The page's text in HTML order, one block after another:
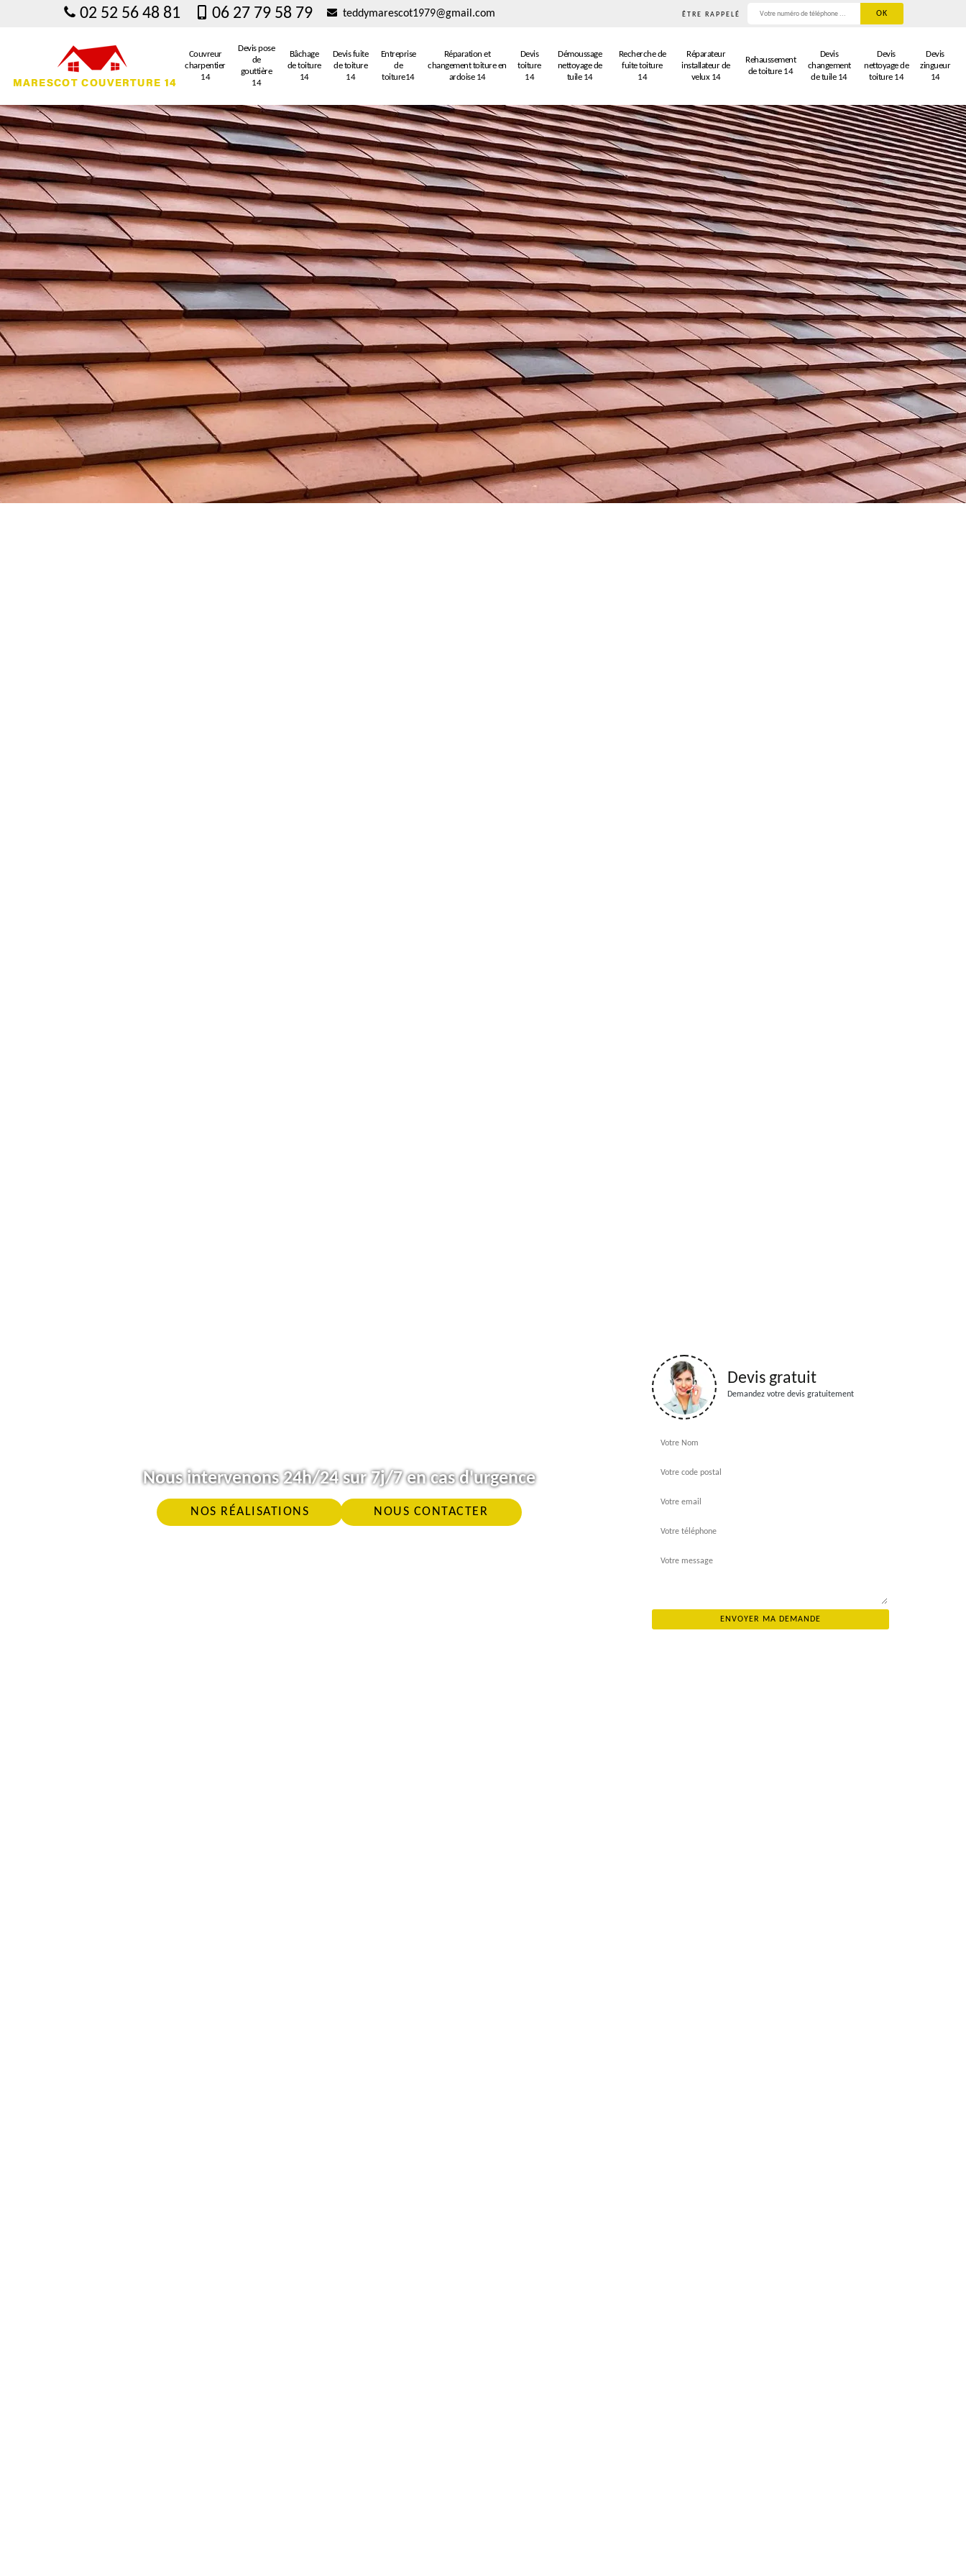
02 52 56 48 81 06 27 79 58 79 teddymarescot1979@gmail.com ÊTRE RAPPELÉ
Couvreur
charpentier
14
Devis pose
de
gouttière
14
Bâchage
de toiture
14
Devis fuite
de toiture
14
Entreprise
de
toiture14
Réparation et
changement toiture en
ardoise 14
Devis
toiture
14
Démoussage
nettoyage de
tuile 14
Recherche de
fuite toiture
14
Réparateur
installateur de
velux 14
Rehaussement
de toiture 14
Devis
changement
de tuile 14
Devis
nettoyage de
toiture 14
Devis
zingueur
14
Nous intervenons 24h/24 sur 7j/7 en cas d'urgence
NOS RÉALISATIONS NOUS CONTACTER
Devis gratuit
Demandez votre devis gratuitement